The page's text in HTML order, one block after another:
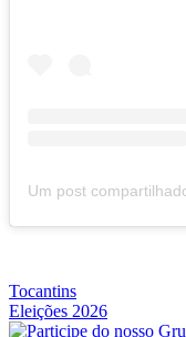
Tocantins
Eleições 2026